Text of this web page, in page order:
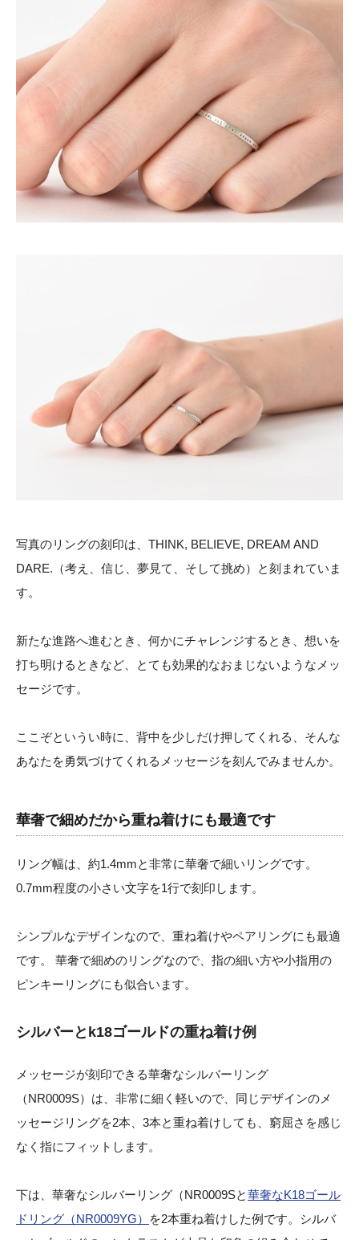
写真のリングの刻印は、THINK, BELIEVE, DREAM AND
DARE.（考え、信じ、夢見て、そして挑め）と刻まれていま
す。
新たな進路へ進むとき、何かにチャレンジするとき、想いを
打ち明けるときなど、とても効果的なおまじないようなメッ
セージです。
ここぞというい時に、背中を少しだけ押してくれる、そんな
あなたを勇気づけてくれるメッセージを刻んでみませんか。
華奢で細めだから重ね着けにも最適です
リング幅は、約1.4mmと非常に華奢で細いリングです。
0.7mm程度の小さい文字を1行で刻印します。
シンプルなデザインなので、重ね着けやペアリングにも最適
です。 華奢で細めのリングなので、指の細い方や小指用の
ピンキーリングにも似合います。
シルバーとk18ゴールドの重ね着け例
メッセージが刻印できる華奢なシルバーリング
（NR0009S）は、非常に細く軽いので、同じデザインのメ
ッセージリングを2本、3本と重ね着けしても、窮屈さを感じ
なく指にフィットします。
下は、華奢なシルバーリング（NR0009Sと華奢なK18ゴール
ドリング（NR0009YG）
を2本重ね着けした例です。シルバ